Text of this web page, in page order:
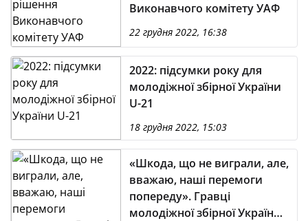
Виконавчого комітету УАФ
22 грудня 2022, 16:38
2022: підсумки року для
молодіжної збірної України
U-21
18 грудня 2022, 15:03
«Шкода, що не виграли, але,
вважаю, наші перемоги
попереду». Гравці
молодіжної збірної України